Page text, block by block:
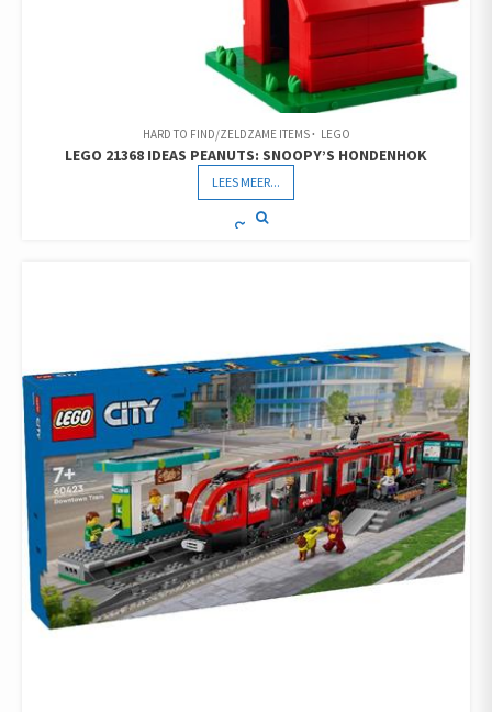
HARD TO FIND/ZELDZAME ITEMS LEGO
LEGO 21368 IDEAS PEANUTS: SNOOPY’S HONDENHOK
LEES MEER...